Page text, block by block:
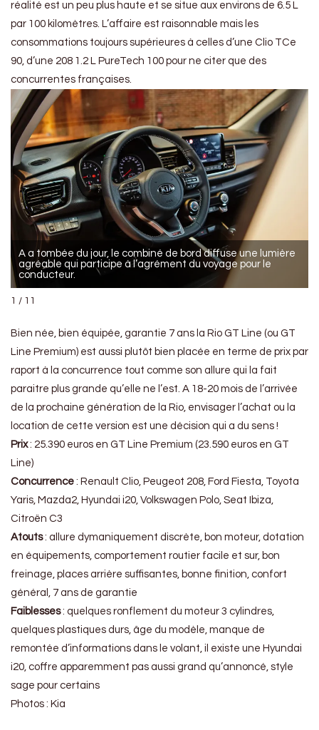
réalité est un peu plus haute et se situe aux environs de 6.5 L
par 100 kilomètres. L’affaire est raisonnable mais les
consommations toujours supérieures à celles d’une Clio TCe
90, d’une 208 1.2 L PureTech 100 pour ne citer que des
concurrentes françaises.
A a tombée du jour, le combiné de bord diffuse une lumière
agréable qui participe à l’agrément du voyage pour le
conducteur.
1 / 11
Bien née, bien équipée, garantie 7 ans la Rio GT Line (ou GT
Line Premium) est aussi plutôt bien placée en terme de prix par
raport à la concurrence tout comme son allure qui la fait
paraitre plus grande qu’elle ne l’est. A 18-20 mois de l’arrivée
de la prochaine génération de la Rio, envisager l’achat ou la
location de cette version est une décision qui a du sens !
Prix: 25.390 euros en GT Line Premium (23.590 euros en GT
Line)
Concurrence : Renault Clio, Peugeot 208, Ford Fiesta, Toyota
Yaris, Mazda2, Hyundai i20, Volkswagen Polo, Seat Ibiza,
Citroën C3
Atouts: allure dymaniquement discrète, bon moteur, dotation
en équipements, comportement routier facile et sur, bon
freinage, places arrière suffisantes, bonne finition, confort
général, 7 ans de garantie
Faiblesses: quelques ronflement du moteur 3 cylindres,
quelques plastiques durs, âge du modèle, manque de
remontée d’informations dans le volant, il existe une Hyundai
i20, coffre apparemment pas aussi grand qu’annoncé, style
sage pour certains
Photos : Kia